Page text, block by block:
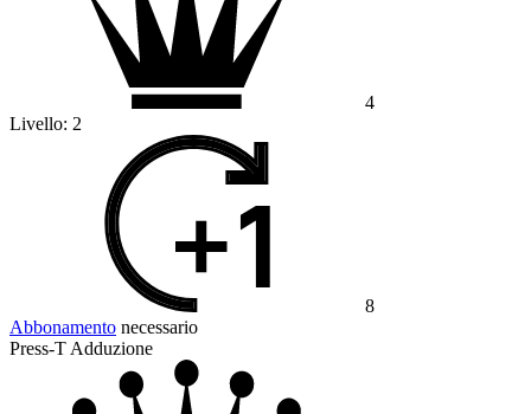
4
Livello: 2
8
Abbonamento necessario
Press-T Adduzione